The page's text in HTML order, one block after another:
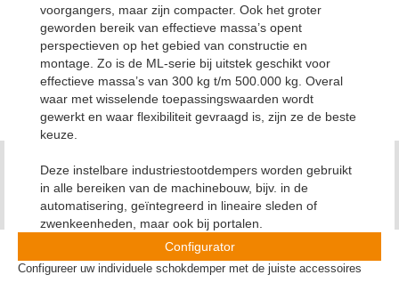
voorgangers, maar zijn compacter. Ook het groter
geworden bereik van effectieve massa’s opent
perspectieven op het gebied van constructie en
montage. Zo is de ML-serie bij uitstek geschikt voor
effectieve massa’s van 300 kg t/m 500.000 kg. Overal
waar met wisselende toepassingswaarden wordt
gewerkt en waar flexibiliteit gevraagd is, zijn ze de beste
keuze.
Deze instelbare industriestootdempers worden gebruikt
in alle bereiken van de machinebouw, bijv. in de
automatisering, geïntegreerd in lineaire sleden of
zwenkeenheden, maar ook bij portalen.
Configurator
Configureer uw individuele schokdemper met de juiste accessoires